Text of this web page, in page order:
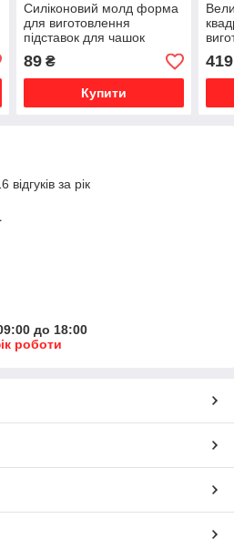
Силіконовий молд форма
для виготовлення
підставок для чашок
келихів підсклянників з
епоксидної смоли гіпсу
цементу восьмикутова
89₴
Купити
419
за рік
до 18:00
роботи